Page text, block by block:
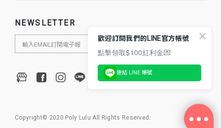
NEWSLETTER
Copyright© 2020 Poly Lulu All Rights Reserved.
歡迎訂閱我們的LINE官方帳號
點擊領取$100紅利金💌
連結 LINE 帳號